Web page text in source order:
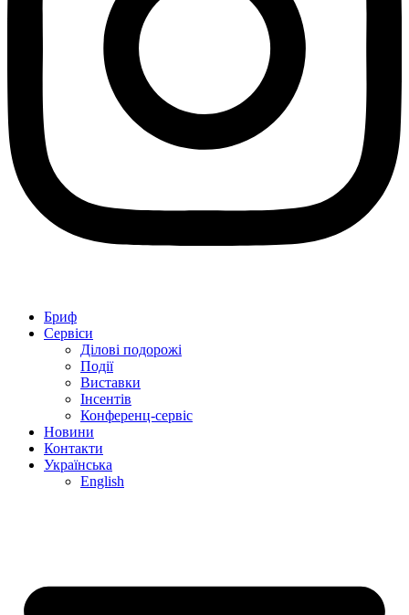
Бриф
Сервіси
Ділові подорожі
Події
Виставки
Інсентів
Конференц-сервіс
Новини
Контакти
Українська
English